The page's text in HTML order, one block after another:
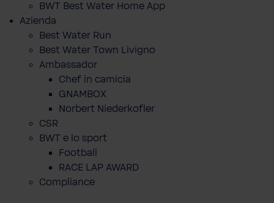
BWT Best Water Home App
Azienda
Best Water Run
Best Water Town Livigno
Ambassador
Chef in camicia
GNAMBOX
Norbert Niederkofler
CSR
BWT e lo sport
Football
RACE LAP AWARD
Compliance